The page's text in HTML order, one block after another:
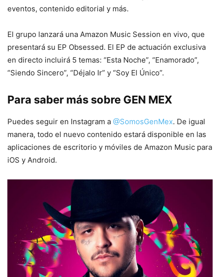
eventos, contenido editorial y más.
El grupo lanzará una Amazon Music Session en vivo, que
presentará su EP Obsessed. El EP de actuación exclusiva
en directo incluirá 5 temas: “Esta Noche”, “Enamorado”,
“Siendo Sincero”, “Déjalo Ir” y “Soy El Único”.
Para saber más sobre GEN MEX
Puedes seguir en Instagram a @SomosGenMex. De igual
manera, todo el nuevo contenido estará disponible en las
aplicaciones de escritorio y móviles de Amazon Music para
iOS y Android.